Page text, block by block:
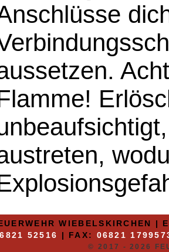
WIEBELSKIRCHEN |
52516 | FAX: 06821
© 2017 - 2026